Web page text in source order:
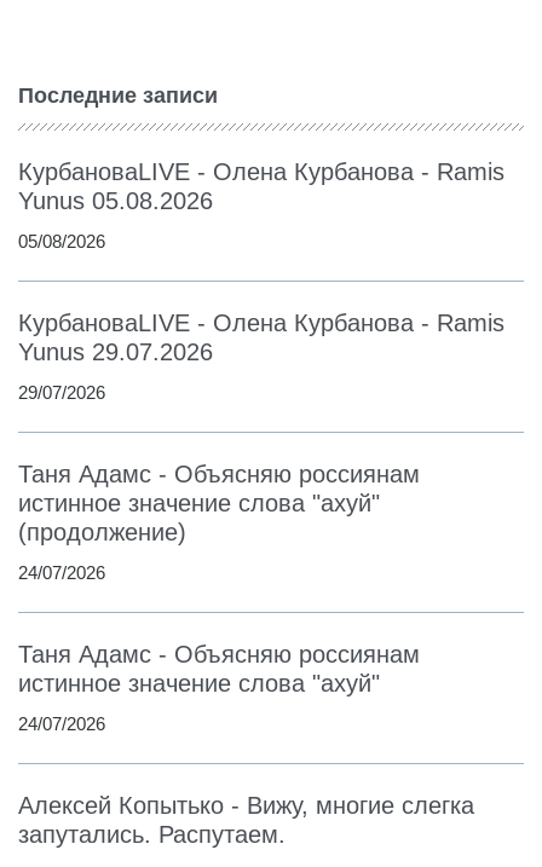
Последние записи
КурбановаLIVE - Олена Курбанова - Ramis
Yunus 05.08.2026
05/08/2026
КурбановаLIVE - Олена Курбанова - Ramis
Yunus 29.07.2026
29/07/2026
Таня Адамс - Объясняю россиянам
истинное значение слова "ахуй"
(продолжение)
24/07/2026
Таня Адамс - Объясняю россиянам
истинное значение слова "ахуй"
24/07/2026
Алексей Копытько - Вижу, многие слегка
запутались. Распутаем.